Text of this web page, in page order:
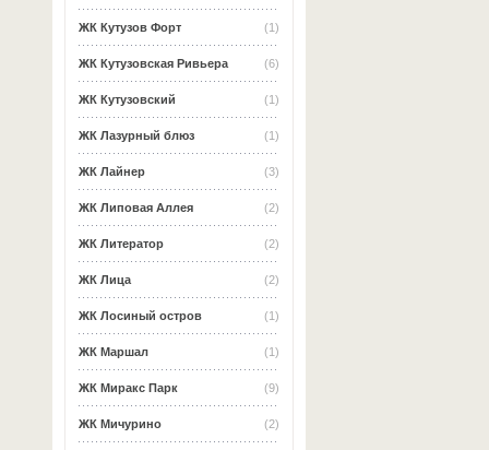
(1)
ЖК Кутузов Форт
(6)
ЖК Кутузовская Ривьера
(1)
ЖК Кутузовский
(1)
ЖК Лазурный блюз
(3)
ЖК Лайнер
(2)
ЖК Липовая Аллея
(2)
ЖК Литератор
(2)
ЖК Лица
(1)
ЖК Лосиный остров
(1)
ЖК Маршал
(9)
ЖК Миракс Парк
(2)
ЖК Мичурино